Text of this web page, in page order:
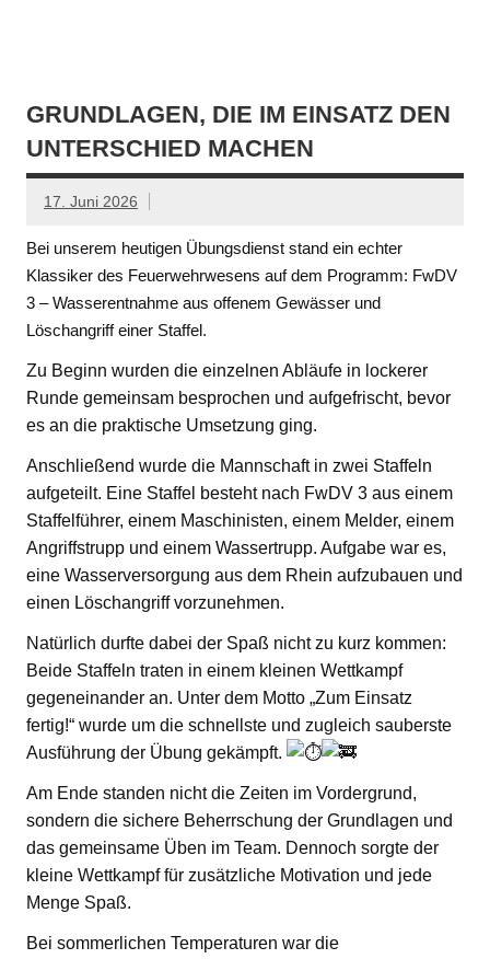
GRUNDLAGEN, DIE IM EINSATZ DEN
UNTERSCHIED MACHEN
17. Juni 2026
Bei unserem heutigen Übungsdienst stand ein echter
Klassiker des Feuerwehrwesens auf dem Programm: FwDV
3 – Wasserentnahme aus offenem Gewässer und
Löschangriff einer Staffel.
Zu Beginn wurden die einzelnen Abläufe in lockerer
Runde gemeinsam besprochen und aufgefrischt, bevor
es an die praktische Umsetzung ging.
Anschließend wurde die Mannschaft in zwei Staffeln
aufgeteilt. Eine Staffel besteht nach FwDV 3 aus einem
Staffelführer, einem Maschinisten, einem Melder, einem
Angriffstrupp und einem Wassertrupp. Aufgabe war es,
eine Wasserversorgung aus dem Rhein aufzubauen und
einen Löschangriff vorzunehmen.
Natürlich durfte dabei der Spaß nicht zu kurz kommen:
Beide Staffeln traten in einem kleinen Wettkampf
gegeneinander an. Unter dem Motto „Zum Einsatz
fertig!“ wurde um die schnellste und zugleich sauberste
Ausführung der Übung gekämpft.
Am Ende standen nicht die Zeiten im Vordergrund,
sondern die sichere Beherrschung der Grundlagen und
das gemeinsame Üben im Team. Dennoch sorgte der
kleine Wettkampf für zusätzliche Motivation und jede
Menge Spaß.
Bei sommerlichen Temperaturen war die